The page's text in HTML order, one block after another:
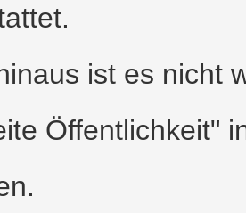
ist es nicht
Öffentlichkeit"